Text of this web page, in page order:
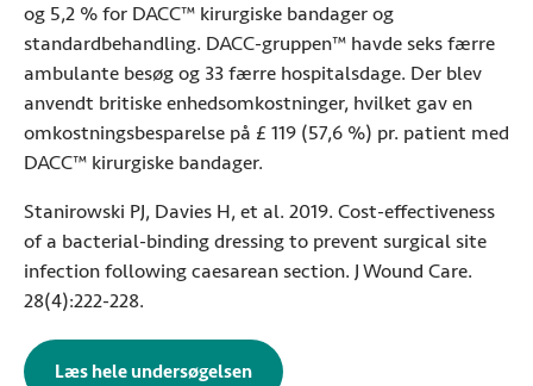
og 5,2 % for DACC™ kirurgiske bandager og
standardbehandling. DACC-gruppen™ havde seks færre
ambulante besøg og 33 færre hospitalsdage. Der blev
anvendt britiske enhedsomkostninger, hvilket gav en
omkostningsbesparelse på £ 119 (57,6 %) pr. patient med
DACC™ kirurgiske bandager.
Stanirowski PJ, Davies H, et al. 2019. Cost-effectiveness
of a bacterial-binding dressing to prevent surgical site
infection following caesarean section. J Wound Care.
28(4):222-228.
Læs hele undersøgelsenom omkostningsbesparelser med